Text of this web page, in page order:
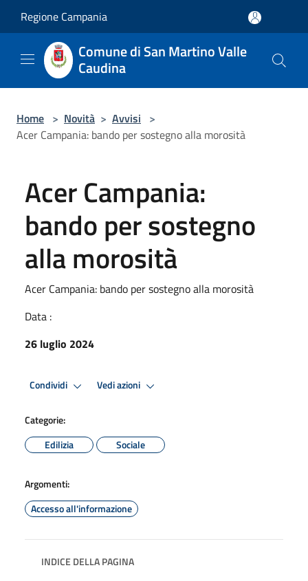
Regione Campania
Comune di San Martino Valle
Caudina
Home > Novità > Avvisi >
Acer Campania: bando per sostegno alla morosità
Acer Campania:
bando per sostegno
alla morosità
Acer Campania: bando per sostegno alla morosità
Data :
26 luglio 2024
Condividi Vedi azioni
Categorie:
Edilizia
Sociale
Argomenti:
Accesso all'informazione
INDICE DELLA PAGINA